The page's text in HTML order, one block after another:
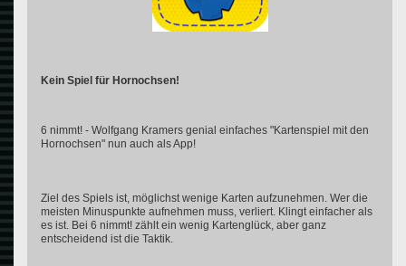
Kein Spiel für Hornochsen!
6 nimmt! - Wolfgang Kramers genial einfaches "Kartenspiel mit den
Hornochsen" nun auch als App!
Ziel des Spiels ist, möglichst wenige Karten aufzunehmen. Wer die
meisten Minuspunkte aufnehmen muss, verliert. Klingt einfacher als
es ist. Bei 6 nimmt! zählt ein wenig Kartenglück, aber ganz
entscheidend ist die Taktik.